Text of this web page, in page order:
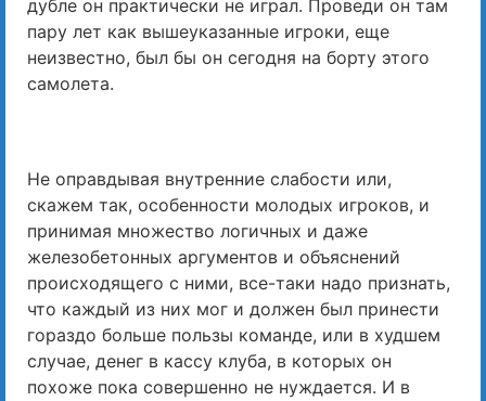
дубле он практически не играл. Проведи он там
пару лет как вышеуказанные игроки, еще
неизвестно, был бы он сегодня на борту этого
самолета.
Не оправдывая внутренние слабости или,
скажем так, особенности молодых игроков, и
принимая множество логичных и даже
железобетонных аргументов и объяснений
происходящего с ними, все-таки надо признать,
что каждый из них мог и должен был принести
гораздо больше пользы команде, или в худшем
случае, денег в кассу клуба, в которых он
похоже пока совершенно не нуждается. И в